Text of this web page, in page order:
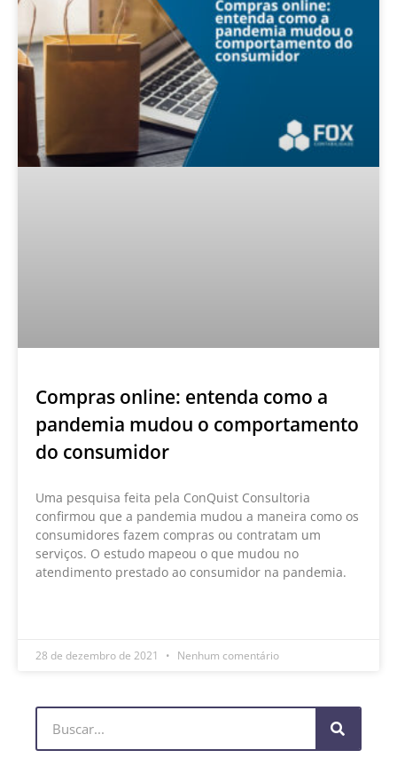
Compras online: entenda como a
pandemia mudou o comportamento
do consumidor
Uma pesquisa feita pela ConQuist Consultoria
confirmou que a pandemia mudou a maneira como os
consumidores fazem compras ou contratam um
serviços. O estudo mapeou o que mudou no
atendimento prestado ao consumidor na pandemia.
28 de dezembro de 2021 Nenhum comentário